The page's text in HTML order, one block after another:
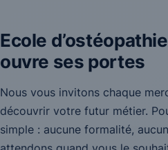
Ecole
ouvre ses portes
Nous vous invitons chaque
découvrir votre futur métier.
simple : aucune formalité,